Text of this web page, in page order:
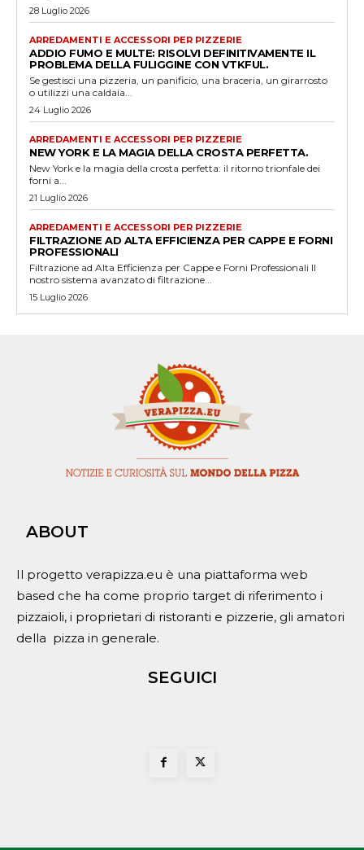
28 Luglio 2026
ARREDAMENTI E ACCESSORI PER PIZZERIE
ADDIO FUMO E MULTE: RISOLVI DEFINITIVAMENTE IL
PROBLEMA DELLA FULIGGINE CON VTKFUL.
Se gestisci una pizzeria, un panificio, una braceria, un girarrosto
o utilizzi una caldaia...
24 Luglio 2026
ARREDAMENTI E ACCESSORI PER PIZZERIE
NEW YORK E LA MAGIA DELLA CROSTA PERFETTA.
New York e la magia della crosta perfetta: il ritorno trionfale dei
forni a...
21 Luglio 2026
ARREDAMENTI E ACCESSORI PER PIZZERIE
FILTRAZIONE AD ALTA EFFICIENZA PER CAPPE E FORNI
PROFESSIONALI
Filtrazione ad Alta Efficienza per Cappe e Forni Professionali Il
nostro sistema avanzato di filtrazione...
15 Luglio 2026
ABOUT
Il progetto verapizza.eu è una piattaforma web
based che ha come proprio target di riferimento i
pizzaioli, i proprietari di ristoranti e pizzerie, gli amatori
della pizza in generale.
SEGUICI